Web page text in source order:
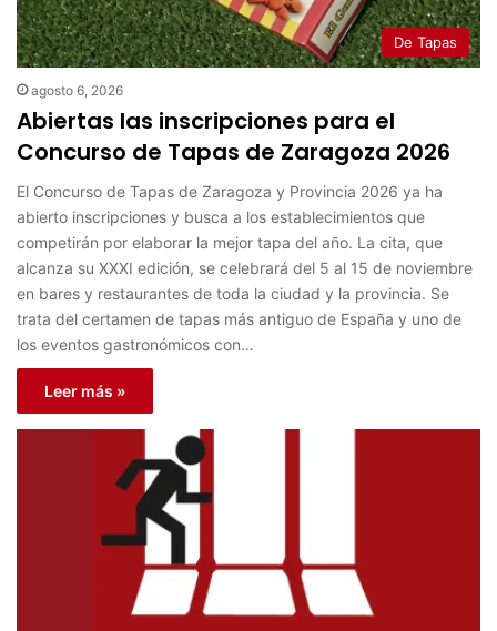
De Tapas
agosto 6, 2026
Abiertas las inscripciones para el
Concurso de Tapas de Zaragoza 2026
El Concurso de Tapas de Zaragoza y Provincia 2026 ya ha
abierto inscripciones y busca a los establecimientos que
competirán por elaborar la mejor tapa del año. La cita, que
alcanza su XXXI edición, se celebrará del 5 al 15 de noviembre
en bares y restaurantes de toda la ciudad y la provincia. Se
trata del certamen de tapas más antiguo de España y uno de
los eventos gastronómicos con…
Leer más »